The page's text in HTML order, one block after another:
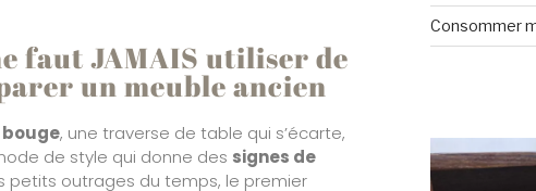
faut JAMAIS utiliser de
un meuble ancien
bouge, une traverse de table qui s’écarte,
de style qui donne des signes de
petits outrages du temps, le premier
Consommer